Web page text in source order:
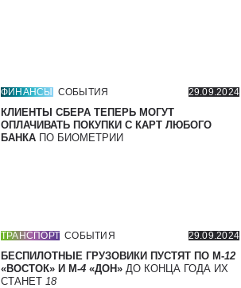
ФИНАНСЫ СОБЫТИЯ 29.09.2024
КЛИЕНТЫ СБЕРА ТЕПЕРЬ МОГУТ
ОПЛАЧИВАТЬ ПОКУПКИ С КАРТ ЛЮБОГО
БАНКА ПО БИОМЕТРИИ
ТРАНСПОРТ СОБЫТИЯ 29.09.2024
БЕСПИЛОТНЫЕ ГРУЗОВИКИ ПУСТЯТ ПО М-12
«ВОСТОК» И М-4 «ДОН» ДО КОНЦА ГОДА ИХ
СТАНЕТ 18